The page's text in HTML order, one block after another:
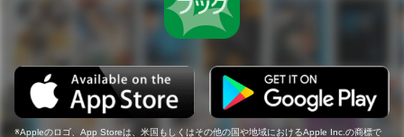
Appleのロゴ、App Storeは、米国もしくはその他の国や地域におけるApple Inc.の商標で